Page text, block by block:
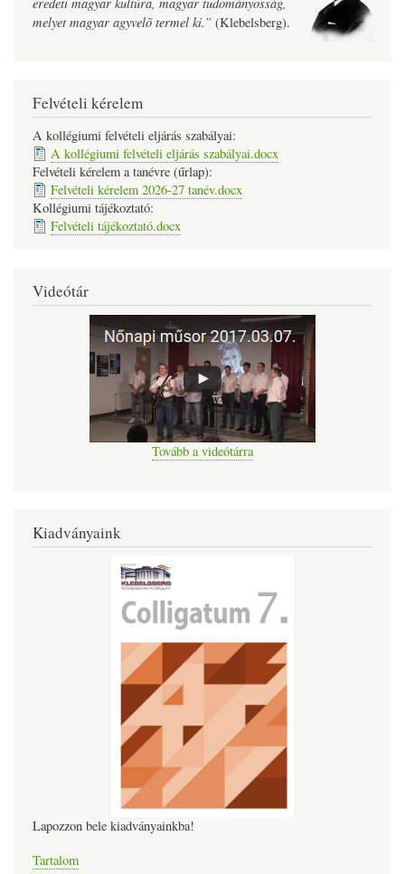
melyet magyar agyvelõ termel ki.” (Klebelsberg).
Felvételi kérelem
A kollégiumi felvételi eljárás szabályai:
A kollégiumi felvételi eljárás szabályai.docx
Felvételi kérelem a tanévre (űrlap):
Felvételi kérelem 2026-27 tanév.docx
Kollégiumi tájékoztató:
Felvételi tájékoztató.docx
Videótár
Tovább a videótárra
Kiadványaink
Lapozzon bele kiadványainkba!
Tartalom